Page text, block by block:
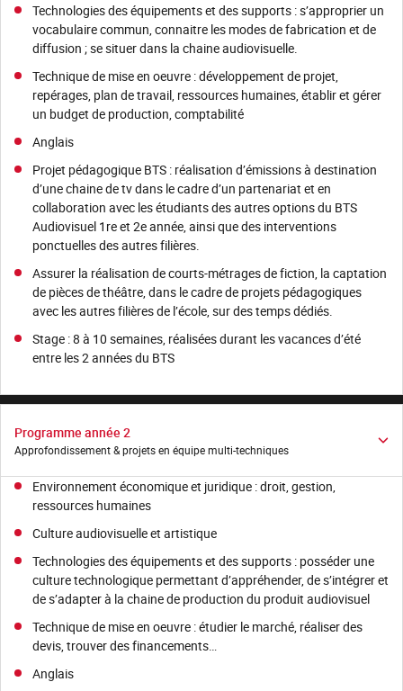
Technologies des équipements et des supports : s’approprier un
vocabulaire commun, connaitre les modes de fabrication et de
diffusion ; se situer dans la chaine audiovisuelle.
Technique de mise en oeuvre : développement de projet,
repérages, plan de travail, ressources humaines, établir et gérer
un budget de production, comptabilité
Anglais
Projet pédagogique BTS : réalisation d’émissions à destination
d’une chaine de tv dans le cadre d’un partenariat et en
collaboration avec les étudiants des autres options du BTS
Audiovisuel 1re et 2e année, ainsi que des interventions
ponctuelles des autres filières.
Assurer la réalisation de courts-métrages de fiction, la captation
de pièces de théâtre, dans le cadre de projets pédagogiques
avec les autres filières de l’école, sur des temps dédiés.
Stage : 8 à 10 semaines, réalisées durant les vacances d’été
entre les 2 années du BTS
Programme année 2
Approfondissement & projets en équipe multi-techniques
Environnement économique et juridique : droit, gestion,
ressources humaines
Culture audiovisuelle et artistique
Technologies des équipements et des supports : posséder une
culture technologique permettant d’appréhender, de s’intégrer et
de s’adapter à la chaine de production du produit audiovisuel
Technique de mise en oeuvre : étudier le marché, réaliser des
devis, trouver des financements…
Anglais